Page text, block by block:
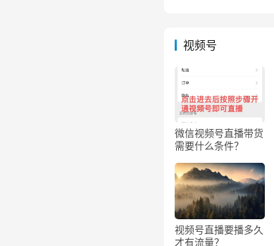
视频号
微信视频号直播带货
需要什么条件？
视频号直播要播多久
才有流量？